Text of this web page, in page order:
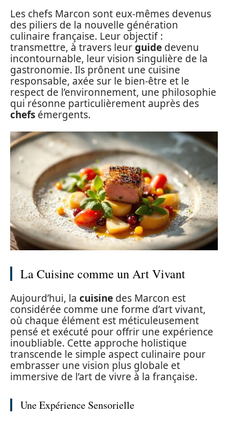
Les chefs Marcon sont eux-mêmes devenus
des piliers de la nouvelle génération
culinaire française. Leur objectif :
transmettre, à travers leurguide devenu
incontournable, leur vision singulière de la
gastronomie. Ils prônent une cuisine
responsable, axée sur le bien-être et le
respect de l’environnement, une philosophie
qui résonne particulièrement auprès des
chefs émergents.
La Cuisine comme un Art Vivant
Aujourd’hui, la cuisine des Marcon est
considérée comme une forme d’art vivant,
où chaque élément est méticuleusement
pensé et exécuté pour offrir une expérience
inoubliable. Cette approche holistique
transcende le simple aspect culinaire pour
embrasser une vision plus globale et
immersive de l’art de vivre à la française.
Une Expérience Sensorielle